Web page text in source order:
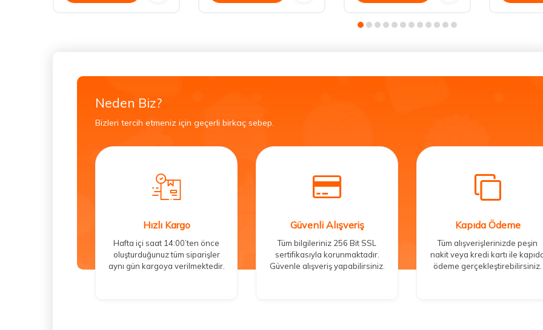
Neden Biz?
Bizleri tercih etmeniz için geçerli birkaç sebep.
Hızlı Kargo
Hafta içi saat 14:00’ten önce
oluşturduğunuz tüm siparişler
aynı gün kargoya verilmektedir.
Güvenli Alışveriş
Tüm bilgileriniz 256 Bit SSL
sertifikasıyla korunmaktadır.
Güvenle alışveriş yapabilirsiniz.
Kapıda Ödeme
Tüm alışverişlerinizde peşin
nakit veya kredi kartı ile
ödeme gerçekleştirebilirsiniz.